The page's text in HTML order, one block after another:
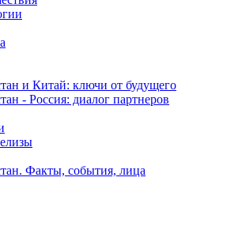
и Китай: ключи от будущего
- Россия: диалог партнеров
Факты, события, лица